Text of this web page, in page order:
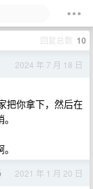
回复总数 10
2024 年 7 月 18 日
把你拿下，然后在
2021 年 1 月 20 日